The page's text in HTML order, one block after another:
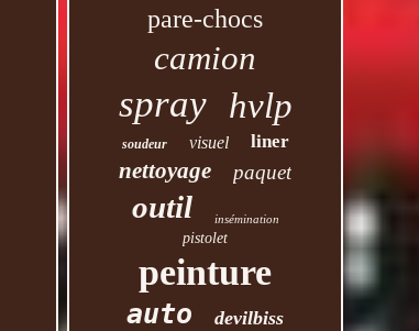
pare-chocs
camion
spray hvlp
soudeur visuel liner
nettoyage paquet
outil insémination
pistolet
peinture
auto devilbiss